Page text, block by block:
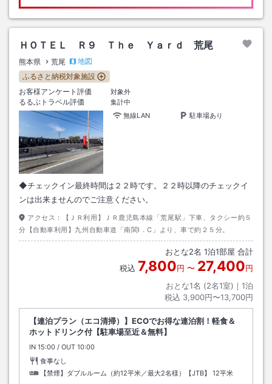
ＨＯＴＥＬ Ｒ９ Ｔｈｅ Ｙａｒｄ 荒尾
熊本県 荒尾
地図
ふるさと納税対象施設
お客様アンケート評価
対象外
るるぶトラベル評価
集計中
無線LAN
駐車場あり
◆チェックイン最終時間は２２時です。２２時以降のチェックイ
ンは出来ませんのでご注意ください。
アクセス：
【ＪＲ利用】ＪＲ鹿児島本線「荒尾駅」下車、タクシー約５
分【自動車利用】九州自動車道「南関I．C」より、車で約２５分。
おとな2名 1泊1部屋 合計
税込 7,800円 〜 27,400円
おとな1名 (2名1室)｜ 1泊
税込 3,900円〜13,700円
【連泊プラン（エコ清掃）】ECOでお得な連泊割！軽食＆
ホットドリンク付【駐車場至近＆無料】
IN チェックイン
15:00 / OUT チェックアウト
10:00
食事なし
【禁煙】ダブルルーム（約12平米／最大2名様）【JTB】
12平米